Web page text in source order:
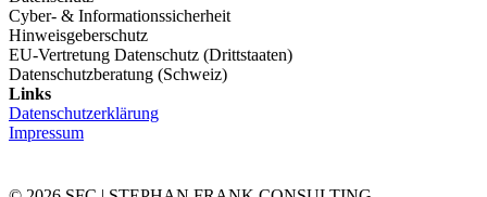
Cyber- & Informationssicherheit
Hinweisgeberschutz
EU-Vertretung Datenschutz (Drittstaaten)
Datenschutzberatung (Schweiz)
Links
Datenschutzerklärung
Impressum